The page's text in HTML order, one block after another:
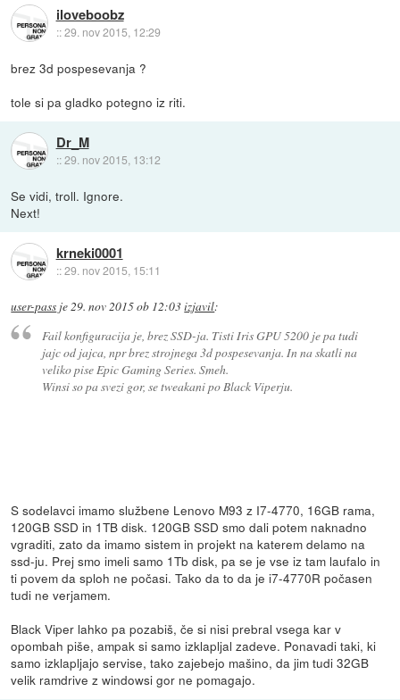
iloveboobz
::29. nov 2015, 12:29
brez 3d pospesevanja ?
tole si pa gladko potegno iz riti.
Dr_M
::29. nov 2015, 13:12
Se vidi, troll. Ignore.
Next!
krneki0001
::29. nov 2015, 15:11
user-pass je29. nov 2015 ob 12:03izjavil:
Fail konfiguracija je, brez SSD-ja. Tisti Iris GPU 5200 je pa tudi
jajc od jajca, npr brez strojnega 3d pospesevanja. In na skatli na
veliko pise Epic Gaming Series. Smeh.
Winsi so pa svezi gor, se tweakani po Black Viperju.
S sodelavci imamo službene Lenovo M93 z I7-4770, 16GB rama,
120GB SSD in 1TB disk. 120GB SSD smo dali potem naknadno
vgraditi, zato da imamo sistem in projekt na katerem delamo na
ssd-ju. Prej smo imeli samo 1Tb disk, pa se je vse iz tam laufalo in
ti povem da sploh ne počasi. Tako da to da je i7-4770R počasen
tudi ne verjamem.
Black Viper lahko pa pozabiš, če si nisi prebral vsega kar v
opombah piše, ampak si samo izklapljal zadeve. Ponavadi taki, ki
samo izklapljajo servise, tako zajebejo mašino, da jim tudi 32GB
velik ramdrive z windowsi gor ne pomagajo.